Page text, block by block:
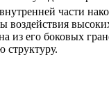
части
воздействия
из его боковых
структуру.